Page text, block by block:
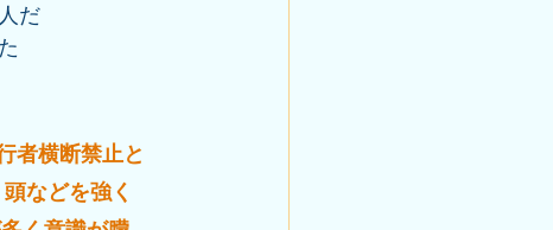
だ
者横断禁止と
などを強く